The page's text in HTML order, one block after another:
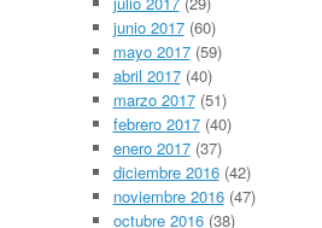
junio 2017(60)
mayo 2017(59)
abril 2017(40)
marzo 2017(51)
febrero 2017(40)
enero 2017(37)
diciembre 2016(42)
noviembre 2016(47)
octubre 2016(38)